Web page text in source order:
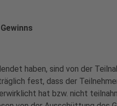
haben, sind von der
fest, dass der
hat bzw. nicht